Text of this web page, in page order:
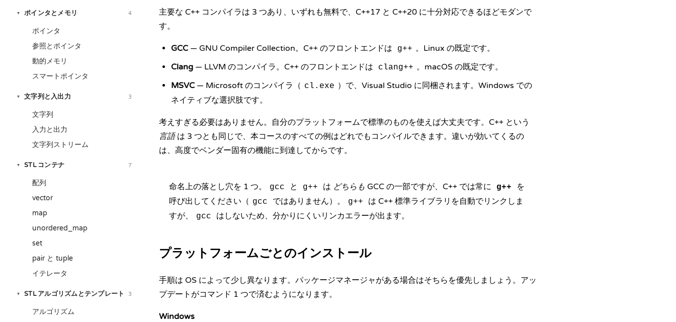
▾ ポインタとメモリ 4
ポインタ
参照とポインタ
動的メモリ
スマートポインタ
▾ 文字列と入出力 3
文字列
入力と出力
文字列ストリーム
▾ STL コンテナ 7
配列
vector
map
unordered_map
set
pair と tuple
イテレータ
▾ STL アルゴリズムとテンプレート 3
アルゴリズム
主要な C++ コンパイラは 3 つあり、いずれも無料で、C++17 と C++20 に十分対応できるほどモダンで
す。
GCC — GNU Compiler Collection。C++ のフロントエンドは g++ 。Linux の既定です。
Clang — LLVM のコンパイラ。C++ のフロントエンドは clang++ 。macOS の既定です。
MSVC — Microsoft のコンパイラ（ cl.exe ）で、Visual Studio に同梱されます。Windows での
ネイティブな選択肢です。
考えすぎる必要はありません。自分のプラットフォームで標準のものを使えば大丈夫です。C++ という
言語は 3 つとも同じで、本コースのすべての例はどれでもコンパイルできます。違いが効いてくるの
は、高度でベンダー固有の機能に到達してからです。
命名上の落とし穴を 1 つ。 gcc と g++ は どちらも GCC の一部ですが、C++ では常に g++
を
呼び出してください（ gcc ではありません）。 g++
は C++ 標準ライブラリを自動でリンクしま
すが、
gcc はしないため、分かりにくいリンカエラーが出ます。
プラットフォームごとのインストール
手順は OS によって少し異なります。パッケージマネージャがある場合はそちらを優先しましょう。アッ
プデートがコマンド 1 つで済むようになります。
Windows